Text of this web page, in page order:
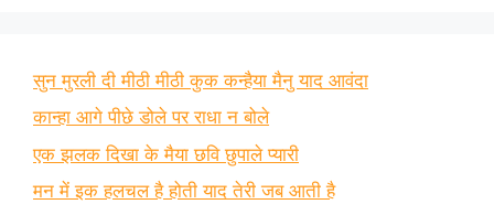
सुन मुरली दी मीठी मीठी कुक कन्हैया मैनु याद आवंदा
कान्हा आगे पीछे डोले पर राधा न बोले
एक झलक दिखा के मैया छवि छुपाले प्यारी
मन में इक हलचल है होती याद तेरी जब आती है